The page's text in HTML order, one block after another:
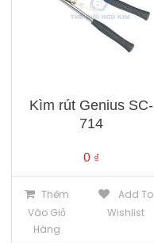
Kìm rút Genius SC-
714
0 ₫
Thêm
Vào Giỏ
Hàng
Add To
Wishlist